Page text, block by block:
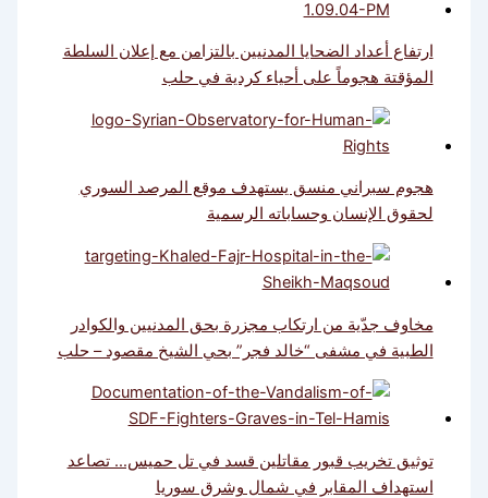
ارتفاع أعداد الضحايا المدنيين بالتزامن مع إعلان السلطة
المؤقتة هجوماً على أحياء كردية في حلب
هجوم سبراني منسق يستهدف موقع المرصد السوري
لحقوق الإنسان وحساباته الرسمية
مخاوف جدّية من ارتكاب مجزرة بحق المدنيين والكوادر
الطبية في مشفى “خالد فجر” بحي الشيخ مقصود – حلب
توثيق تخريب قبور مقاتلين قسد في تل حميس… تصاعد
استهداف المقابر في شمال وشرق سوريا